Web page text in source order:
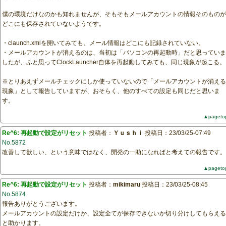
僕の環境だけなのかも知れませんが、そもそもメールアカウントの情報そのものが
どこにも保存されていないようです。
・claunch.xmlを開いてみても、メール情報はどこにも記録されていない。
・メールアカウントが消えるのは、当初は「パソコンの再起動時」だと思っていま
したが、ふと思ってClockLauncher自体を再起動してみても、同じ現象が起こる。
※とりあえずメールチェックにしか使っていないので「メールアカウントが消える
現象」として報告していますが、おそらく、他のすべての設定も同じだと思いま
す。
Re^6: 再起動で設定がリセット 投稿者： Ｙｕｓｈｉ 投稿日：23/03/25-07:49
No.5872
改善して欲しい、という意味ではなく、開発の一助になればと考えての報告です。
Re^6: 再起動で設定がリセット 投稿者： mikimaru 投稿日：23/03/25-08:45
No.5874
報告ありがとうございます。
メールアカウントの設定だけか、設定全てが保存できないか切り分けしてもらえる
と助かります。